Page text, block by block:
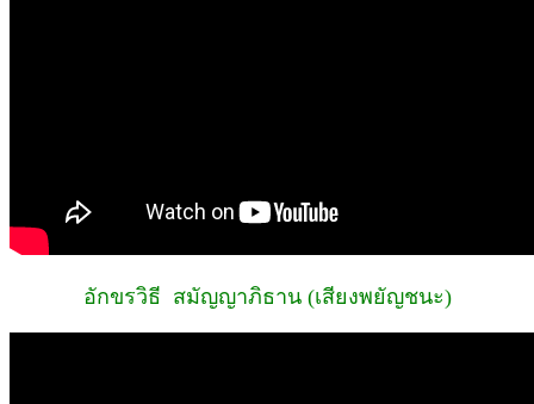
อักขรวิธี สมัญญาภิธาน (เสียงพยัญชนะ)